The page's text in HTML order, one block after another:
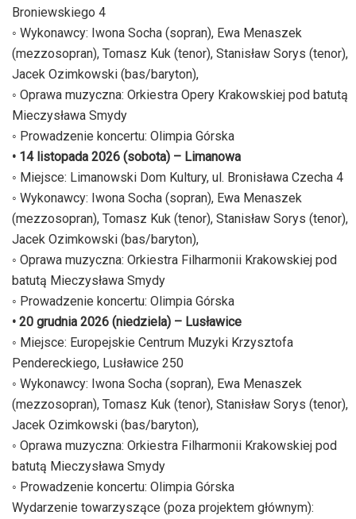
Broniewskiego 4
◦ Wykonawcy: Iwona Socha (sopran), Ewa Menaszek
(mezzosopran), Tomasz Kuk (tenor), Stanisław Sorys (tenor),
Jacek Ozimkowski (bas/baryton),
◦ Oprawa muzyczna: Orkiestra Opery Krakowskiej pod batutą
Mieczysława Smydy
◦ Prowadzenie koncertu: Olimpia Górska
• 14 listopada 2026 (sobota) – Limanowa
◦ Miejsce: Limanowski Dom Kultury, ul. Bronisława Czecha 4
◦ Wykonawcy: Iwona Socha (sopran), Ewa Menaszek
(mezzosopran), Tomasz Kuk (tenor), Stanisław Sorys (tenor),
Jacek Ozimkowski (bas/baryton),
◦ Oprawa muzyczna: Orkiestra Filharmonii Krakowskiej pod
batutą Mieczysława Smydy
◦ Prowadzenie koncertu: Olimpia Górska
• 20 grudnia 2026 (niedziela) – Lusławice
◦ Miejsce: Europejskie Centrum Muzyki Krzysztofa
Pendereckiego, Lusławice 250
◦ Wykonawcy: Iwona Socha (sopran), Ewa Menaszek
(mezzosopran), Tomasz Kuk (tenor), Stanisław Sorys (tenor),
Jacek Ozimkowski (bas/baryton),
◦ Oprawa muzyczna: Orkiestra Filharmonii Krakowskiej pod
batutą Mieczysława Smydy
◦ Prowadzenie koncertu: Olimpia Górska
Wydarzenie towarzyszące (poza projektem głównym):